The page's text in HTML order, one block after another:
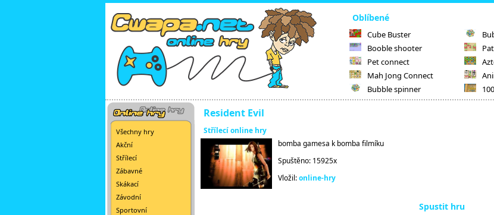
Oblíbené
Cube Buster
Booble shooter
Pet connect
Mah Jong Connect
Bubble spinner
Všechny hry
Akční
Střílecí
Zábavné
Skákací
Závodní
Sportovní
Resident Evil
Střílecí online hry
bomba gamesa k bomba filmíku
Spuštěno: 15925x
Vložil:online-hry
Spustit hru